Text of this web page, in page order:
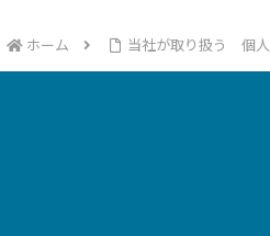
ホーム 当社が取り扱う 個